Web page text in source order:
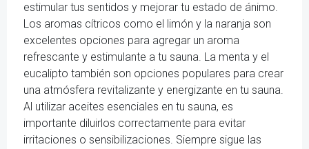
estimular tus sentidos y mejorar tu estado de ánimo.
Los aromas cítricos como el limón y la naranja son
excelentes opciones para agregar un aroma
refrescante y estimulante a tu sauna. La menta y el
eucalipto también son opciones populares para crear
una atmósfera revitalizante y energizante en tu sauna.
Al utilizar aceites esenciales en tu sauna, es
importante diluirlos correctamente para evitar
irritaciones o sensibilizaciones. Siempre sigue las